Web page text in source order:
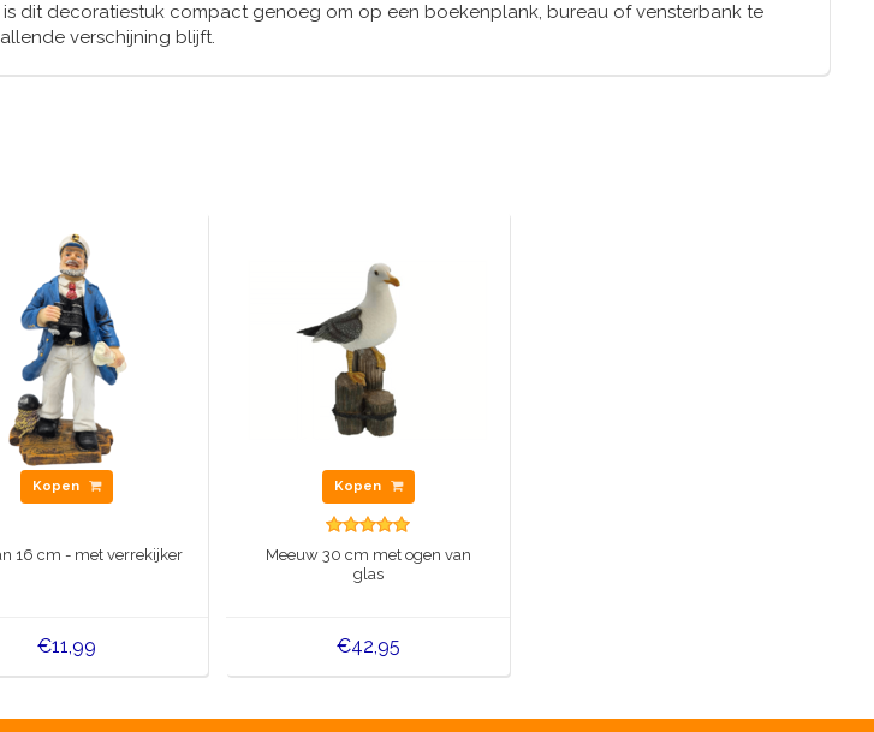
is dit decoratiestuk compact genoeg om op een boekenplank, bureau of vensterbank te
verschijning blijft.
Kopen
16 cm - met verrekijker
€11,99
Kopen
Meeuw 30 cm met ogen van
glas
€42,95